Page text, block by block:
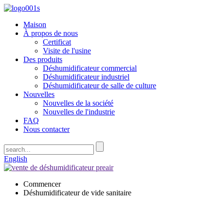
Maison
À propos de nous
Certificat
Visite de l'usine
Des produits
Déshumidificateur commercial
Déshumidificateur industriel
Déshumidificateur de salle de culture
Nouvelles
Nouvelles de la société
Nouvelles de l'industrie
FAQ
Nous contacter
English
Commencer
Déshumidificateur de vide sanitaire